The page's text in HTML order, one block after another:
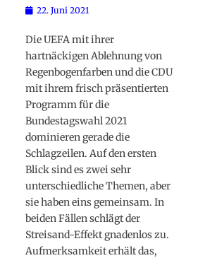
Posted
22. Juni 2021
Die UEFA mit ihrer
hartnäckigen Ablehnung von
Regenbogenfarben und die CDU
mit ihrem frisch präsentierten
Programm für die
Bundestagswahl 2021
dominieren gerade die
Schlagzeilen. Auf den ersten
Blick sind es zwei sehr
unterschiedliche Themen, aber
sie haben eins gemeinsam. In
beiden Fällen schlägt der
Streisand-Effekt gnadenlos zu.
Aufmerksamkeit erhält das,